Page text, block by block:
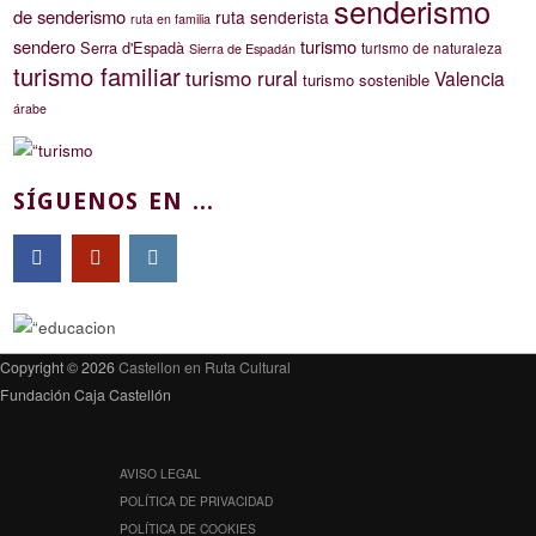
de senderismo ruta en familia ruta senderista senderismo
sendero Serra d'Espadà Sierra de Espadán turismo turismo de naturaleza
turismo familiarturismo rural turismo sostenible Valencia
árabe
SÍGUENOS EN ...
Copyright © 2026Castellon en Ruta Cultural
Fundación Caja Castellón
AVISO LEGAL
POLÍTICA DE PRIVACIDAD
POLÍTICA DE COOKIES